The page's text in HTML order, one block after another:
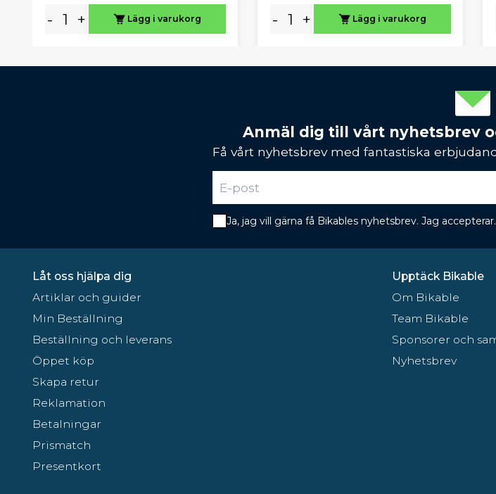
- + Lägg i varukorg - + Lägg i varukorg
Anmäl dig till vårt nyhetsbrev
Få vårt nyhetsbrev med fantastiska
Ja, jag vill gärna få Bikables nyhetsbrev. Jag accepterar.
Låt oss hjälpa dig
Artiklar och guider
Min Beställning
Beställning och leverans
Öppet köp
Skapa retur
Reklamation
Betalningar
Prismatch
Presentkort
Upptäck Bikable
Om Bikable
Team Bikable
Sponsorer och
Nyhetsbrev